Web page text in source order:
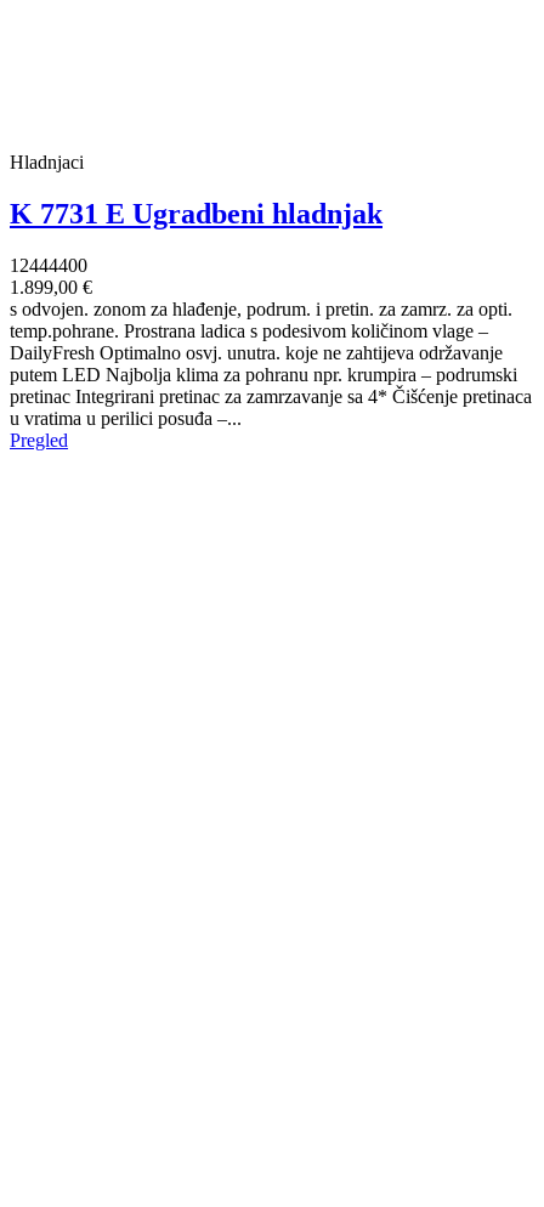
Hladnjaci
K 7731 E Ugradbeni hladnjak
12444400
1.899,00 €
s odvojen. zonom za hlađenje, podrum. i pretin. za zamrz. za opti.
temp.pohrane. Prostrana ladica s podesivom količinom vlage –
DailyFresh Optimalno osvj. unutra. koje ne zahtijeva održavanje
putem LED Najbolja klima za pohranu npr. krumpira – podrumski
pretinac Integrirani pretinac za zamrzavanje sa 4* Čišćenje pretinaca
u vratima u perilici posuđa –...
Pregled